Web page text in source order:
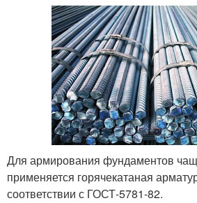
Для армирования фундаментов
применяется горячекатаная
соответствии с ГОСТ-5781-82.